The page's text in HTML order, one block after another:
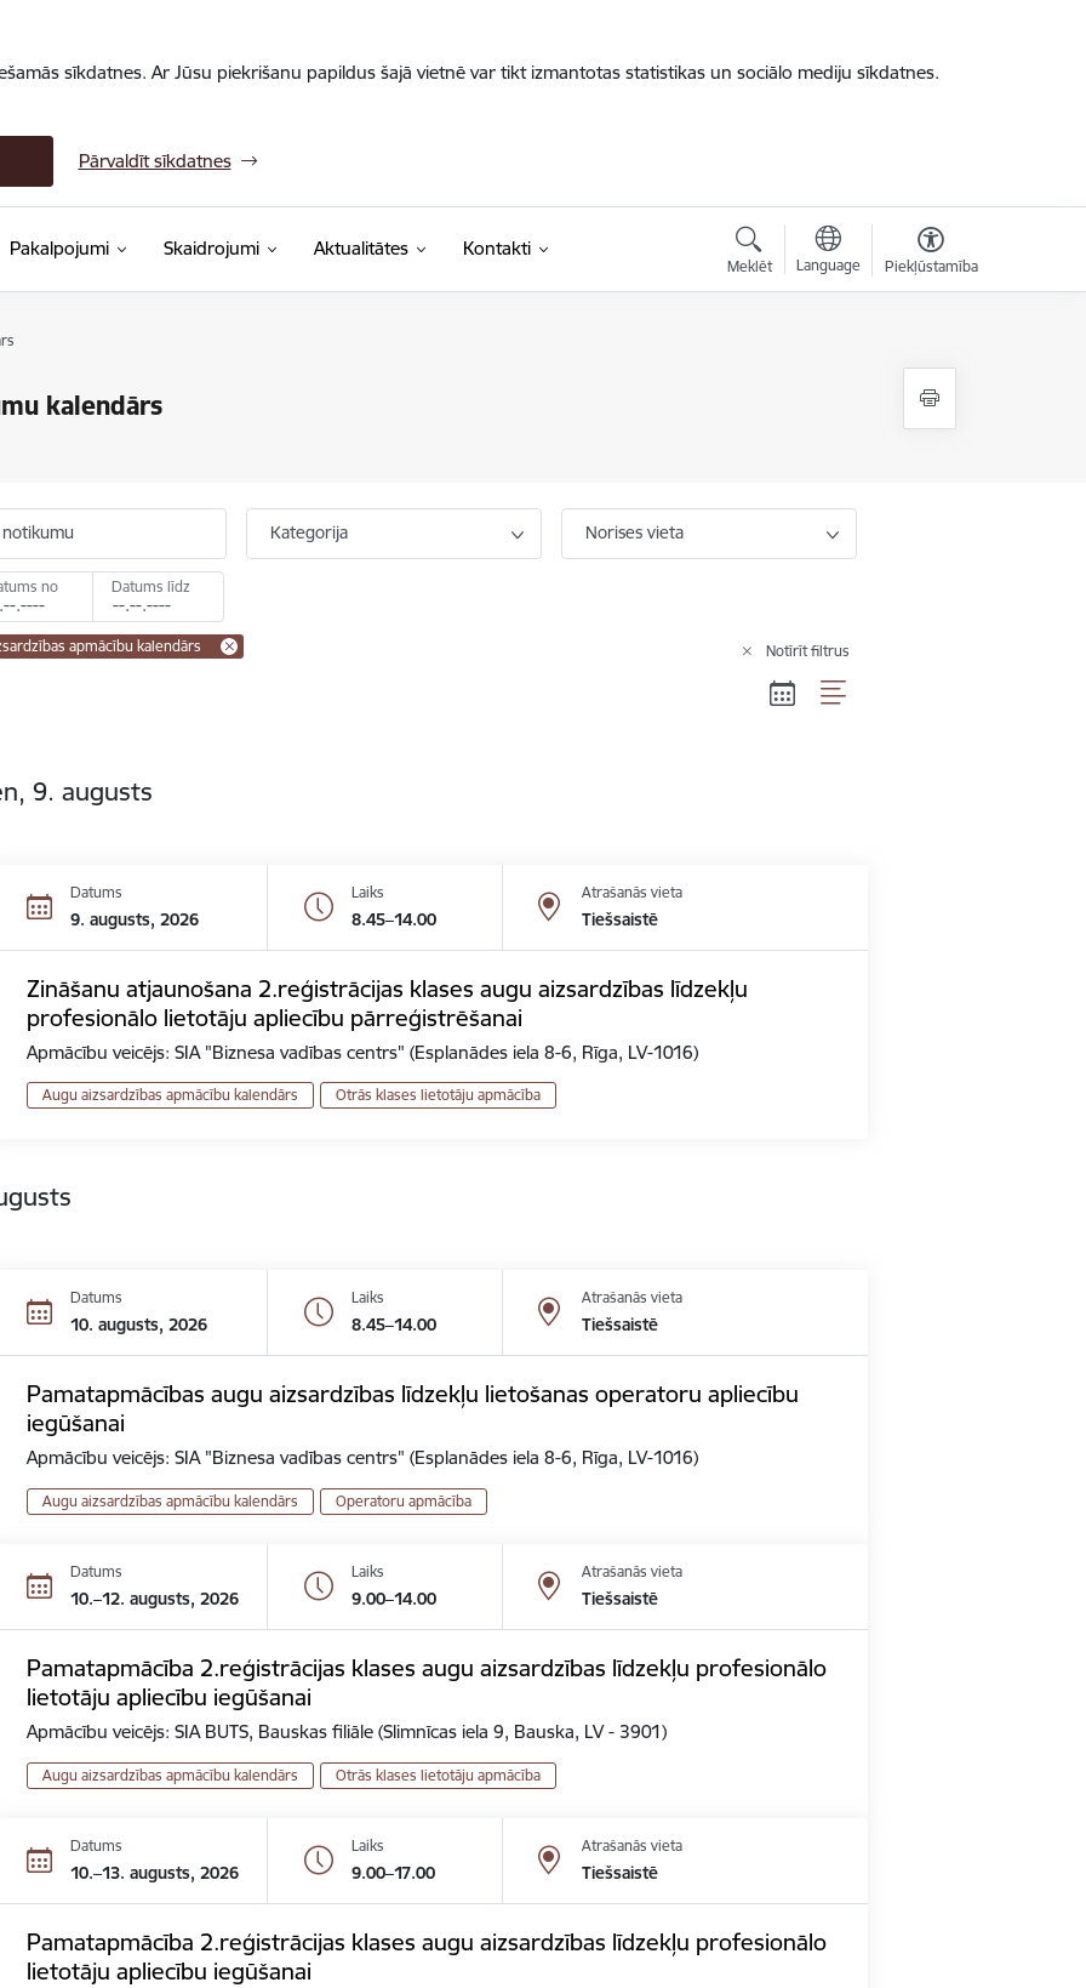
sīkdatnes. Ar Jūsu piekrišanu papildus šajā vietnē var tikt izmantotas statistikas un sociālo mediju sīkdatnes.
Pārvaldīt sīkdatnes
Pakalpojumi Skaidrojumi Aktualitātes Kontakti
Meklēt Language Piekļūstamība
kalendārs
Kategorija Norises vieta
no Datums līdz
apmācību kalendārs Notīrīt filtrus
9. augusts
Datums
9. augusts, 2026
Laiks
8.45–14.00
Atrašanās vieta
Tiešsaistē
Zināšanu atjaunošana 2.reģistrācijas klases augu aizsardzības līdzekļu
profesionālo lietotāju apliecību pārreģistrēšanai
Apmācību veicējs: SIA "Biznesa vadības centrs" (Esplanādes iela 8-6, Rīga, LV-1016)
Augu aizsardzības apmācību kalendārs Otrās klases lietotāju apmācība
Datums
10. augusts, 2026
Laiks
8.45–14.00
Atrašanās vieta
Tiešsaistē
Pamatapmācības augu aizsardzības līdzekļu lietošanas operatoru apliecību
iegūšanai
Apmācību veicējs: SIA "Biznesa vadības centrs" (Esplanādes iela 8-6, Rīga, LV-1016)
Augu aizsardzības apmācību kalendārs Operatoru apmācība
Datums
10.–12. augusts, 2026
Laiks
9.00–14.00
Atrašanās vieta
Tiešsaistē
Pamatapmācība 2.reģistrācijas klases augu aizsardzības līdzekļu profesionālo
lietotāju apliecību iegūšanai
Apmācību veicējs: SIA BUTS, Bauskas filiāle (Slimnīcas iela 9, Bauska, LV - 3901)
Augu aizsardzības apmācību kalendārs Otrās klases lietotāju apmācība
Datums
10.–13. augusts, 2026
Laiks
9.00–17.00
Atrašanās vieta
Tiešsaistē
Pamatapmācība 2.reģistrācijas klases augu aizsardzības līdzekļu profesionālo
lietotāju apliecību iegūšanai